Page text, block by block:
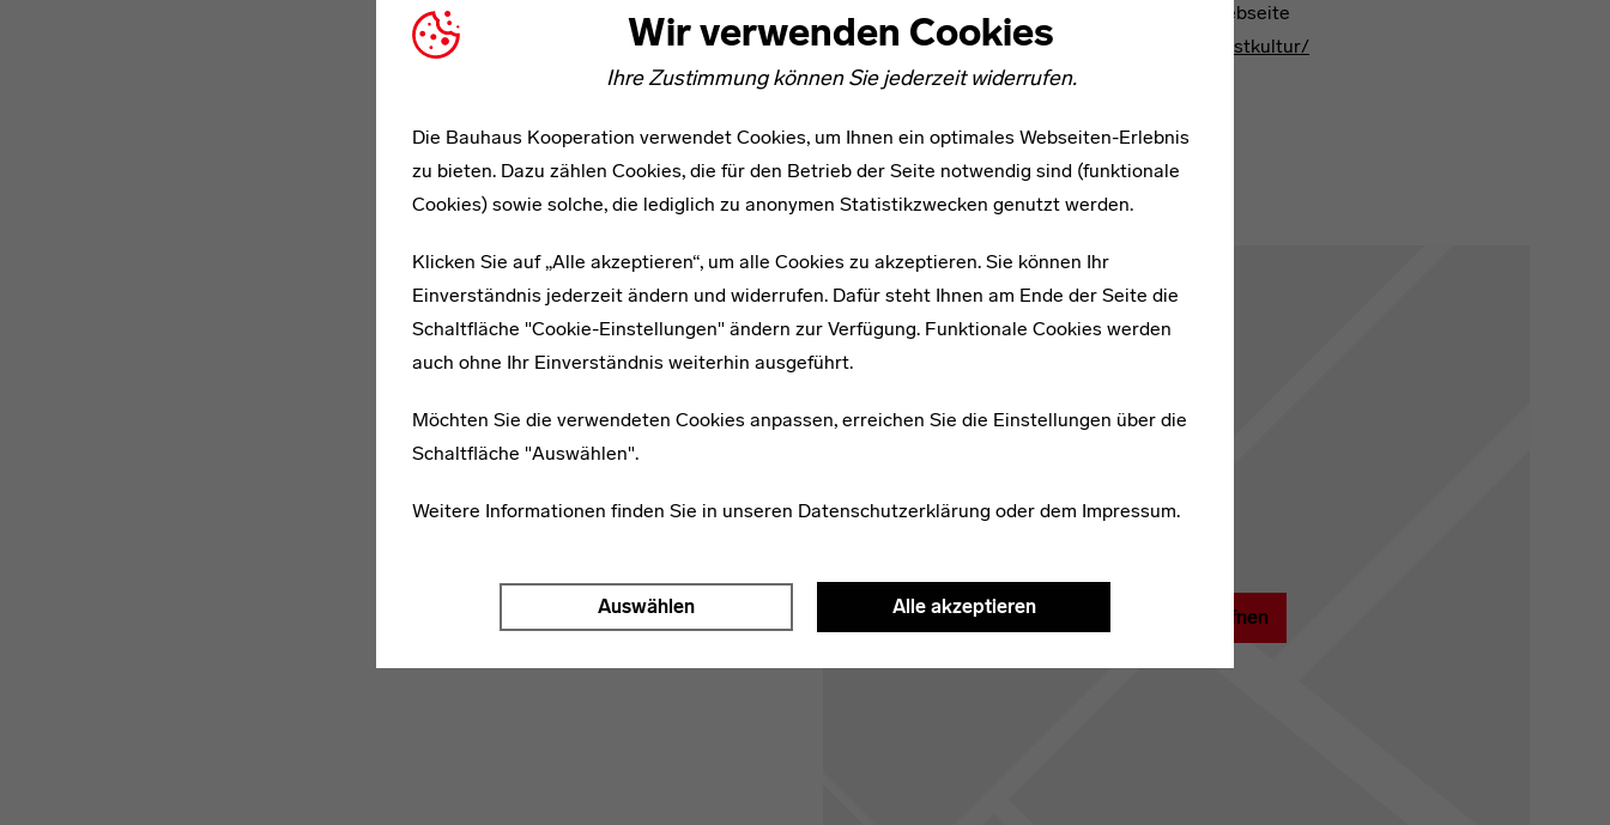
Wir verwenden Cookies
Ihre Zustimmung können Sie jederzeit widerrufen.
Die Bauhaus Kooperation verwendet Cookies, um Ihnen ein optimales Webseiten-Erlebnis
zu bieten. Dazu zählen Cookies, die für den Betrieb der Seite notwendig sind (funktionale
Cookies) sowie solche, die lediglich zu anonymen Statistikzwecken genutzt werden.
Klicken Sie auf „Alle akzeptieren“, um alle Cookies zu akzeptieren. Sie können Ihr
Einverständnis jederzeit ändern und widerrufen. Dafür steht Ihnen am Ende der Seite die
Schaltfläche "Cookie-Einstellungen" ändern zur Verfügung. Funktionale Cookies werden
auch ohne Ihr Einverständnis weiterhin ausgeführt.
Möchten Sie die verwendeten Cookies anpassen, erreichen Sie die Einstellungen über die
Schaltfläche "Auswählen".
Weitere Informationen finden Sie in unseren Datenschutzerklärung oder dem Impressum.
Auswählen Alle akzeptieren
Weitere Informationen findet ihr auf unserer Webseite
https://www.lwl.org/LWL/Kultur/museumkunstkultur/
Kartenansicht öffnen